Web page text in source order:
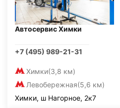
Автосервис Химки
+7 (495) 989-21-31
Химки(3,8 км)
Левобережная(5,6 км)
Химки, ш Нагорное, 2к7